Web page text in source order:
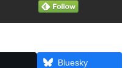
Bluesky